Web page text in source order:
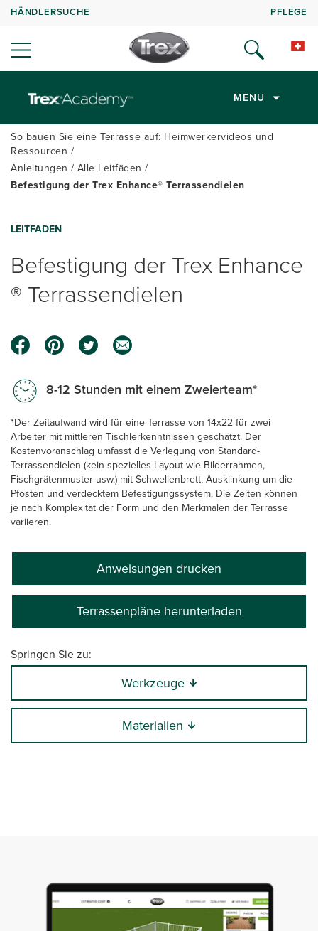
HÄNDLERSUCHE PFLEGE
MENU
So bauen Sie eine Terrasse auf: Heimwerkervideos und
Ressourcen
Anleitungen
Alle Leitfäden
Befestigung der Trex Enhance® Terrassendielen
LEITFADEN
Befestigung der Trex Enhance
® Terrassendielen
8-12 Stunden mit einem Zweierteam*
*Der Zeitaufwand wird für eine Terrasse von 14x22 für zwei
Arbeiter mit mittleren Tischlerkenntnissen geschätzt. Der
Kostenvoranschlag umfasst die Verlegung von Standard-
Terrassendielen (kein spezielles Layout wie Bilderrahmen,
Fischgrätenmuster usw.) mit Schwellenbrett, Ausklinkung um die
Pfosten und verdecktem Befestigungssystem. Die Zeiten können
je nach Komplexität der Form und den Merkmalen der Terrasse
variieren.
Anweisungen drucken
Terrassenpläne herunterladen
Springen Sie zu:
Werkzeuge
Materialien
0:00 / 18:55